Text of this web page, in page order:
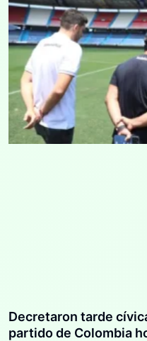
Decretaron tarde
partido de Colombia